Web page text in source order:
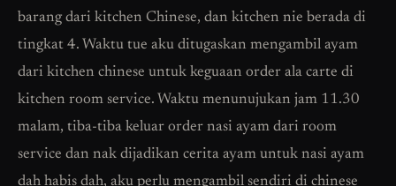
barang dari kitchen Chinese, dan kitchen nie berada di
tingkat 4. Waktu tue aku ditugaskan mengambil ayam
dari kitchen chinese untuk keguaan order ala carte di
kitchen room service. Waktu menunujukan jam 11.30
malam, tiba-tiba keluar order nasi ayam dari room
service dan nak dijadikan cerita ayam untuk nasi ayam
dah habis dah, aku perlu mengambil sendiri di chinese